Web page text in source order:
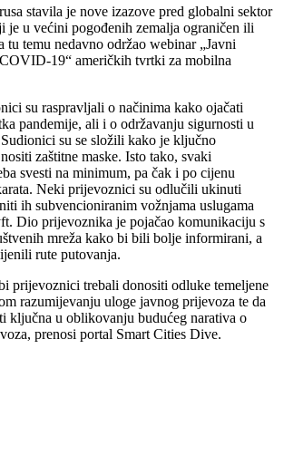
stavila je nove izazove pred globalni sektor
je u većini pogođenih zemalja ograničen ili
tu temu nedavno održao webinar „Javni
19“ američkih tvrtki za mobilna
su raspravljali o načinima kako ojačati
pandemije, ali i o održavanju sigurnosti u
su se složili kako je ključno
zaštitne maske. Isto tako, svaki
svesti na minimum, pa čak i po cijenu
Neki prijevoznici su odlučili ukinuti
ih subvencioniranim vožnjama uslugama
Dio prijevoznika je pojačao komunikaciju s
mreža kako bi bili bolje informirani, a
rute putovanja.
prijevoznici trebali donositi odluke temeljene
razumijevanju uloge javnog prijevoza te da
ključna u oblikovanju budućeg narativa o
prenosi portal Smart Cities Dive.